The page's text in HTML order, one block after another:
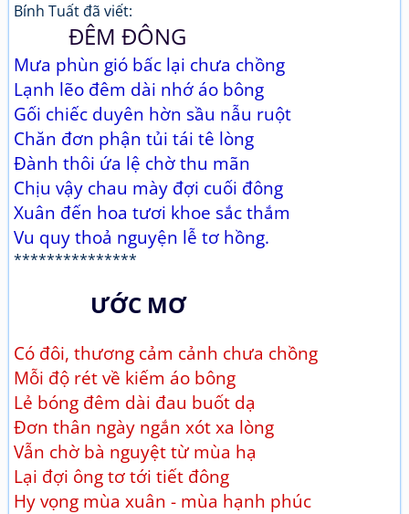
Bính Tuất đã viết:
ĐÊM ĐÔNG
Mưa phùn gió bấc lại chưa chồng
Lạnh lẽo đêm dài nhớ áo bông
Gối chiếc duyên hờn sầu nẫu ruột
Chăn đơn phận tủi tái tê lòng
Đành thôi ứa lệ chờ thu mãn
Chịu vậy chau mày đợi cuối đông
Xuân đến hoa tươi khoe sắc thắm
Vu quy thoả nguyện lễ tơ hồng.
***************
ƯỚC MƠ
Có đôi, thương cảm cảnh chưa chồng
Mỗi độ rét về kiếm áo bông
Lẻ bóng đêm dài đau buốt dạ
Đơn thân ngày ngắn xót xa lòng
Vẫn chờ bà nguyệt từ mùa hạ
Lại đợi ông tơ tới tiết đông
Hy vọng mùa xuân - mùa hạnh phúc